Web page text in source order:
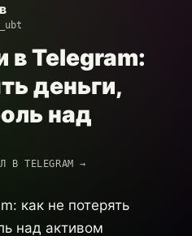
в Telegram:
деньги,
над
В TELEGRAM →
как не потерять
над активом